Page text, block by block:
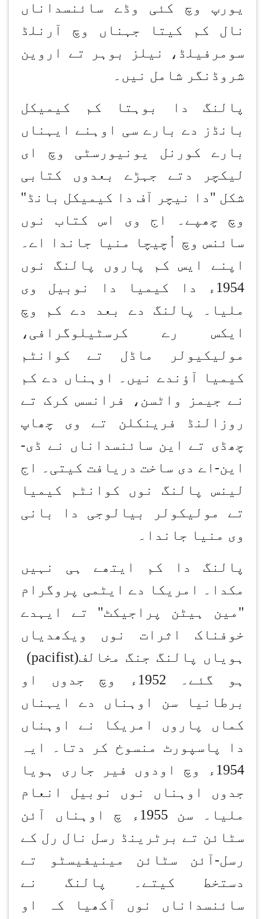
یورپ وچ کئی وڈے سائنسداناں
نال کم کیتا جہناں وچ آرنلڈ
سومرفیلڈ، نیلز بوہر تے اروین
شروڈنگر شامل نیں۔
پالنگ دا بوہتا کم کیمیکل
بانڈز دے بارے سی اوہنے ایہناں
بارے کورنل یونیورسٹی وچ ای
لیکچر دتے جہڑے بعدوں کتابی
شکل "دا نیچر آف دا کیمیکل بانڈ"
وچ چھپے۔ اج وی اس کتاب نوں
سائنس وچ اُچیچا منیا جاندا اے۔
اپنے ایس کم پاروں پالنگ نوں
1954ء دا کیمیا دا نوبیل وی
ملیا۔ پالنگ دے بعد دے کم وچ
ایکس رے کرسٹیلوگرافی،
مولیکیولر ماڈل تے کوانٹم
کیمیا آؤندے نیں۔ اوہناں دے کم
نے جیمز واٹسن، فرانسس کرک تے
روزالنڈ فرینکلن تے وی چھاپ
چھڈی تے این سائنسداناں نے ڈی-
این-اے دی ساخت دریافت کیتی۔ اج
لینس پالنگ نوں کوانٹم کیمیا
تے مولیکولر بیالوجی دا بانی
وی منیا جاندا۔
پالنگ دا کم ایتھے ہی نہیں
مکدا۔ امریکا دے ایٹمی پروگرام
"مین ہیٹن پراجیکٹ" تے ایہدے
خوفناک اثرات نوں ویکھدیاں
ہویاں پالنگ جنگ مخالف(pacifist)
ہو گئے۔ 1952ء وچ جدوں او
برطانیا سن اوہناں دے ایہناں
کماں پاروں امریکا نے اوہناں
دا پاسپورٹ منسوخ کر دتا۔ ایہ
1954ء وچ اودوں فیر جاری ہویا
جدوں اوہناں نوں نوبیل انعام
ملیا۔ سن 1955ء چ اوہناں آئن
سٹائن تے برٹرینڈ رسل نال رل کے
رسل-آئن سٹائن مینیفیسٹو تے
دستخط کیتے۔ پالنگ نے
سائنسداناں نوں آکھیا کہ او